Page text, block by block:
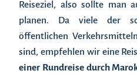
Reiseziel, also sollte man
planen. Da viele der
öffentlichen
sind, empfehlen wir eine
einer Rundreise durch